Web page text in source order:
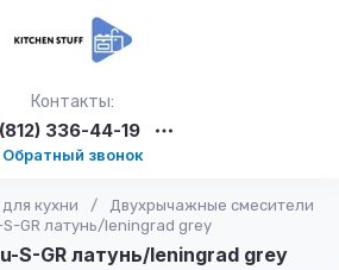
Контакты:
336-44-19
Обратный звонок
кухни /
Двухрычажные смесители
GR латунь/leningrad grey
S-GR латунь/leningrad grey